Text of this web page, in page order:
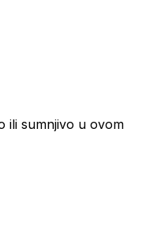
ili sumnjivo u ovom